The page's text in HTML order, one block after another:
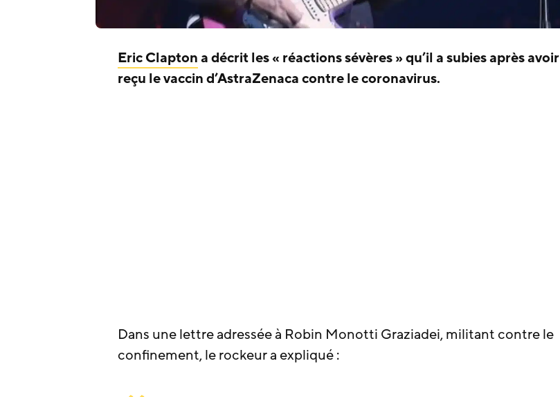
Eric Claptona décrit les « réactions sévères » qu’il a subies après avoir
reçu le vaccin d’AstraZenaca contre le coronavirus.
Dans une lettre adressée à Robin Monotti Graziadei, militant contre le
confinement, le rockeur a expliqué :